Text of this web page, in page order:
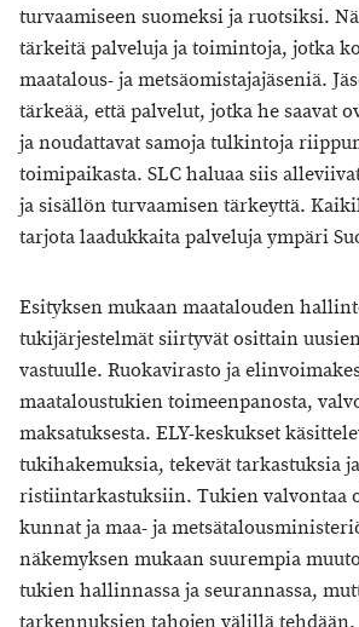
turvaamiseen suomeksi ja ruotsiksi.
tärkeitä palveluja ja toimintoja, jotka
maatalous- ja metsäomistajajäseniä.
tärkeää, että palvelut, jotka he saavat
ja noudattavat samoja tulkintoja
toimipaikasta. SLC haluaa siis
ja sisällön turvaamisen tärkeyttä.
tarjota laadukkaita palveluja ympäri
Esityksen mukaan maatalouden
tukijärjestelmät siirtyvät osittain
vastuulle. Ruokavirasto ja
maataloustukien toimeenpanosta,
maksatuksesta. ELY-keskukset
tukihakemuksia, tekevät tarkastuksia
ristiintarkastuksiin. Tukien valvontaa
kunnat ja maa- ja
näkemyksen mukaan suurempia
tukien hallinnassa ja seurannassa,